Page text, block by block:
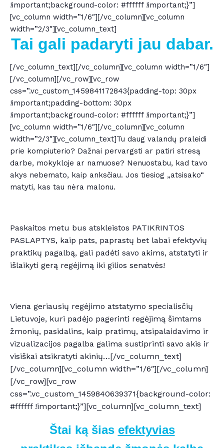
!important;background-color: #ffffff !important;}”]
[vc_column width=”1/6″][/vc_column][vc_column
width=”2/3″][vc_column_text]
Tai gali padaryti jau dabar.
[/vc_column_text][/vc_column][vc_column width=”1/6″]
[/vc_column][/vc_row][vc_row
css=”.vc_custom_1459841172843{padding-top: 30px
!important;padding-bottom: 30px
!important;background-color: #ffffff !important;}”]
[vc_column width=”1/6″][/vc_column][vc_column
width=”2/3″][vc_column_text]Tu daug valandų praleidi
prie kompiuterio? Dažnai pervargsti ar patiri stresą
darbe, mokykloje ar namuose? Nenuostabu, kad tavo
akys nebemato, kaip anksčiau. Jos tiesiog „atsisako“
matyti, kas tau nėra malonu.
Paskaitos metu bus atskleistos PATIKRINTOS
PASLAPTYS, kaip pats, paprastų bet labai efektyvių
praktikų pagalbą, gali padėti savo akims, atstatyti ir
išlaikyti gerą regėjimą iki gilios senatvės!
Viena geriausių regėjimo atstatymo specialisčių
Lietuvoje, kuri padėjo pagerinti regėjimą šimtams
žmonių, pasidalins, kaip pratimų, atsipalaidavimo ir
vizualizacijos pagalba galima sustiprinti savo akis ir
visiškai atsikratyti akinių…[/vc_column_text]
[/vc_column][vc_column width=”1/6″][/vc_column]
[/vc_row][vc_row
css=”.vc_custom_1459840639371{background-color:
#ffffff !important;}”][vc_column][vc_column_text]
Štai ką šias efektyvias